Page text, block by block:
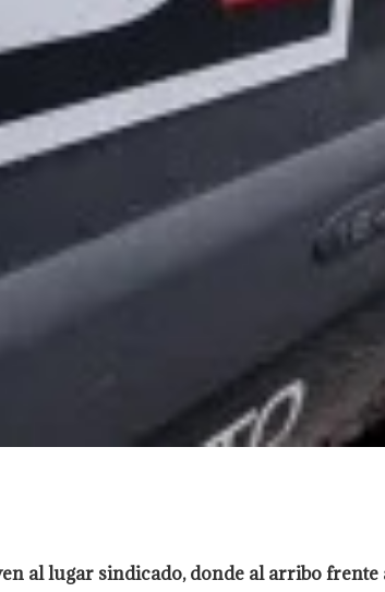
al lugar sindicado, donde al arribo